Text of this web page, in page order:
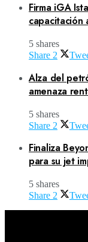
Firma iGA
capacitación
5 shares
Share 2
Alza del
amenaza
5 shares
Share 2
Finaliza
para su jet
5 shares
Share 2